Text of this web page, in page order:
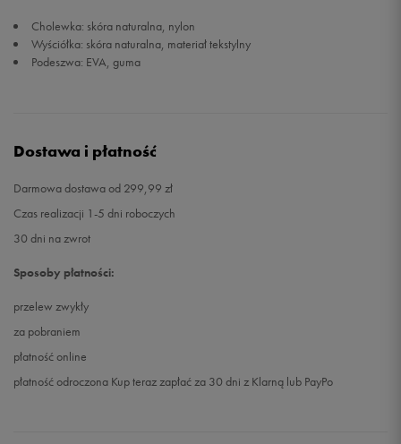
Cholewka: skóra naturalna, nylon
Wyściółka: skóra naturalna, materiał tekstylny
Podeszwa: EVA, guma
Dostawa i płatność
Darmowa dostawa od 299,99 zł
Czas realizacji 1-5 dni roboczych
30 dni na zwrot
Sposoby płatności:
przelew zwykły
za pobraniem
płatność online
płatność odroczona Kup teraz zapłać za 30 dni z Klarną lub PayPo